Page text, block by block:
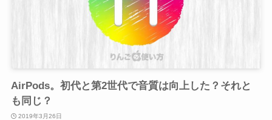
AirPods。初代と第2世代で音質は向上した？それと
も同じ？
2019年3月26日